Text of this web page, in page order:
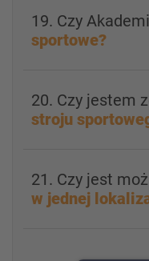
19. Czy
sportowe?
20. Czy jestem
stroju
21. Czy jest
w jednej